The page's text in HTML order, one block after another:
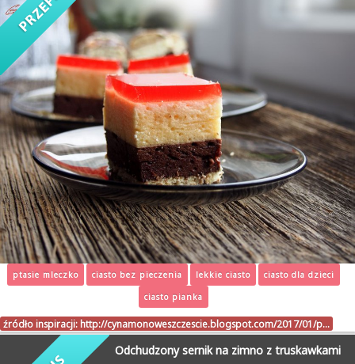
ptasie mleczko ciasto bez pieczenia lekkie ciasto
ciasto dla dzieci
ciasto pianka
źródło inspiracji: http://cynamonoweszczescie.blogspot.com/2017/01/p…
Odchudzony sernik na zimno z truskawkami